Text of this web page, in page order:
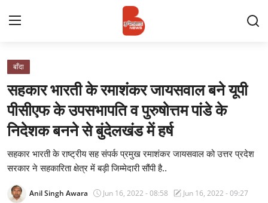
Contact
प्रमुख ख़बर
अपना शहर
राज्य
बाँदा
सहकार भारती के रमाशंकर जायसवाल बने यूपी
पीसीएफ के उपसभापति व पुरुषोत्तम पांडे के
निदेशक बनने से बुंदेलखंड में हर्ष
सहकार भारती के राष्ट्रीय सह संपर्क प्रमुख रमाशंकर जायसवाल को उत्तर प्रदेश
सरकार ने सहकारिता क्षेत्र में बड़ी जिम्मेदारी सौंपी है..
Anil Singh Awara Jun 16, 2022 - 08:58
Jun 16, 2022 - 09:27